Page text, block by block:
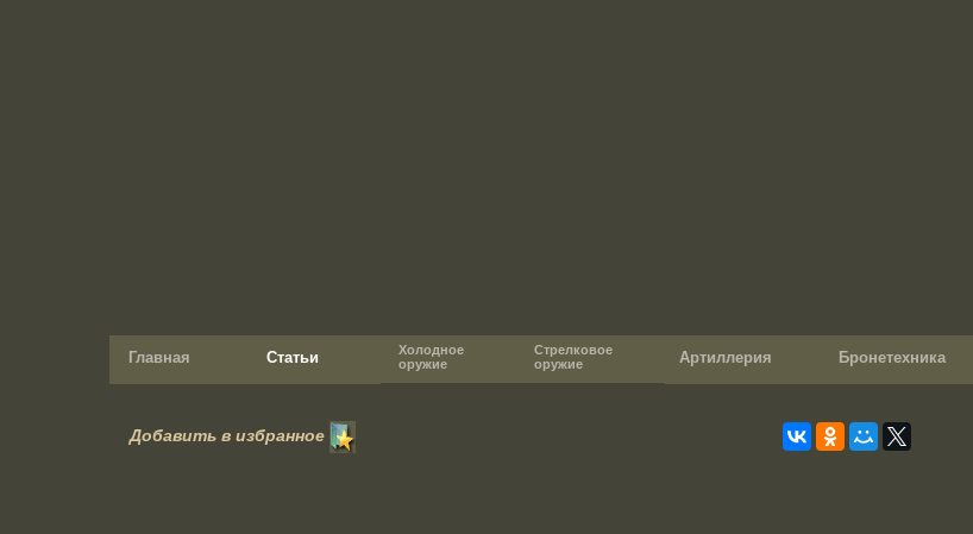
Главная Статьи
Холодное
оружие
Стрелковое
оружие
Артиллерия Бронетехника
Добавить в избранное